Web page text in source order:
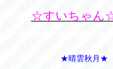
☆すいちゃん
★晴雲秋月★